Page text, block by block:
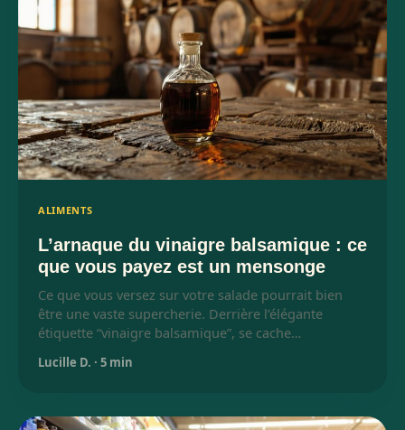
ALIMENTS
L’arnaque du vinaigre balsamique : ce
que vous payez est un mensonge
Ce que vous versez sur votre salade pourrait bien
être une vaste supercherie. Derrière l’élégante
étiquette “vinaigre balsamique”, se cache…
Lucille D. · 5 min